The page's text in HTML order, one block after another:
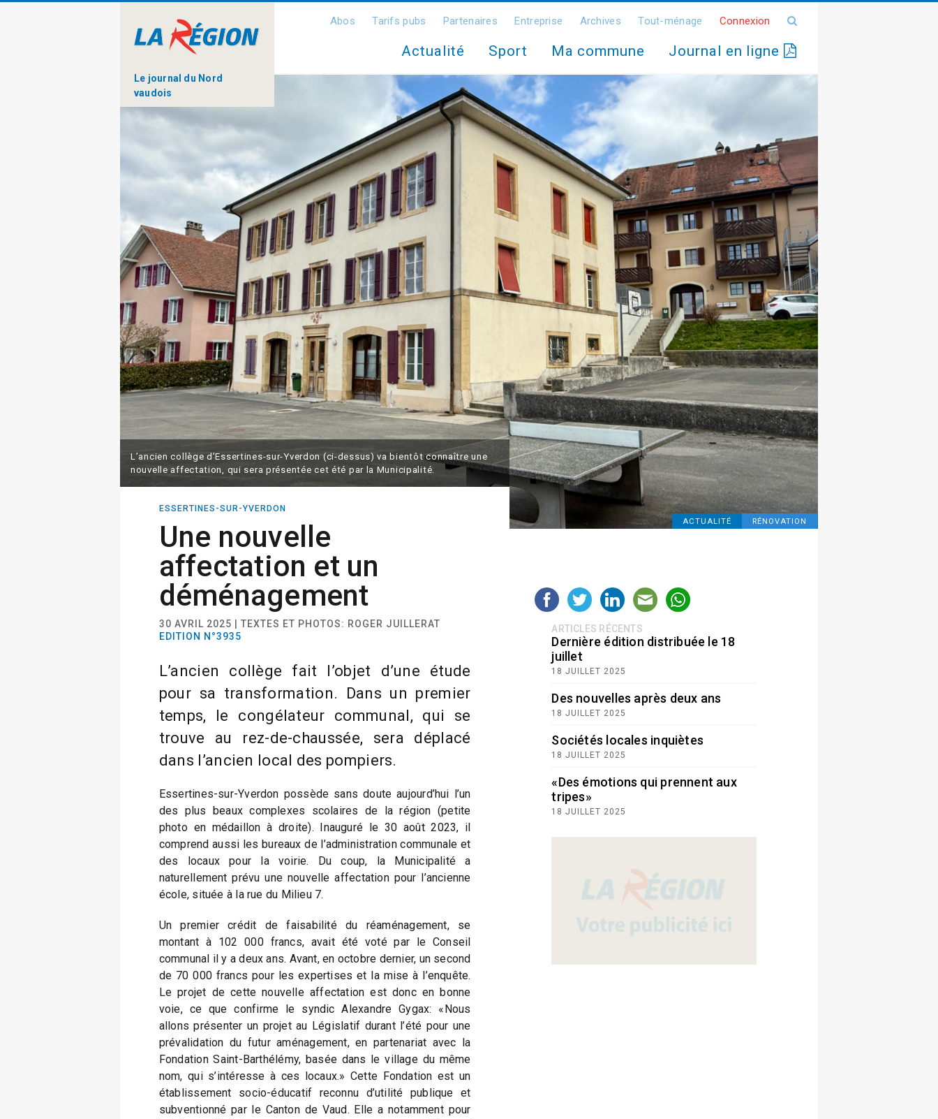
Le journal du Nord
vaudois
Abos Tarifs pubs Partenaires Entreprise Archives Tout-ménage Connexion
Actualité Sport Ma commune Journal en ligne
ACTUALITÉ RÉNOVATION
L’ancien collège d’Essertines-sur-Yverdon (ci-dessus) va bientôt connaître une
nouvelle affectation, qui sera présentée cet été par la Municipalité.
ESSERTINES-SUR-YVERDON
Une nouvelle
affectation et un
déménagement
30 AVRIL 2025 | TEXTES ET PHOTOS: ROGER JUILLERAT
EDITION N°3935
L’ancien collège fait l’objet d’une étude
pour sa transformation. Dans un premier
temps, le congélateur communal, qui se
trouve au rez-de-chaussée, sera déplacé
dans l’ancien local des pompiers.
Essertines-sur-Yverdon possède sans doute aujourd’hui l’un
des plus beaux complexes scolaires de la région (petite
photo en médaillon à droite). Inauguré le 30 août 2023, il
comprend aussi les bureaux de l’administration communale et
des locaux pour la voirie. Du coup, la Municipalité a
naturellement prévu une nouvelle affectation pour l’ancienne
école, située à la rue du Milieu 7.
Un premier crédit de faisabilité du réaménagement, se
montant à 102 000 francs, avait été voté par le Conseil
communal il y a deux ans. Avant, en octobre dernier, un second
de 70 000 francs pour les expertises et la mise à l’enquête.
Le projet de cette nouvelle affectation est donc en bonne
voie, ce que confirme le syndic Alexandre Gygax: «Nous
allons présenter un projet au Législatif durant l’été pour une
prévalidation du futur aménagement, en partenariat avec la
Fondation Saint-Barthélémy, basée dans le village du même
nom, qui s’intéresse à ces locaux.» Cette Fondation est un
établissement socio-éducatif reconnu d’utilité publique et
subventionné par le Canton de Vaud. Elle a notamment pour
ARTICLES RÉCENTS
Dernière édition distribuée le 18
juillet
18 JUILLET 2025
Des nouvelles après deux ans
18 JUILLET 2025
Sociétés locales inquiètes
18 JUILLET 2025
«Des émotions qui prennent aux
tripes»
18 JUILLET 2025